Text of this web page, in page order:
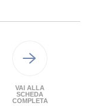
VAI ALLA
SCHEDA
COMPLETA